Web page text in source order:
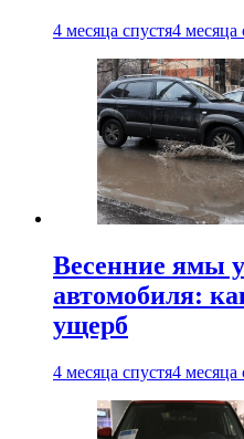
4 месяца спустя4 месяца
Весенние ямы
автомобиля:
ущерб
4 месяца спустя4 месяца